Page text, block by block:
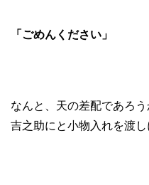
「ごめんください」
なんと、天の差配であろ
吉之助にと小物入れを渡し